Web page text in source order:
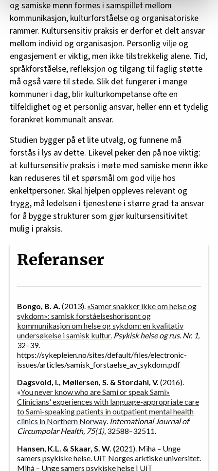
statistikk.
Vi deler bare informasjon om hvordan du bruker
nettstedet med LO Medias egne samarbeidspartnere
innenfor analyse og annonsering. Disse er angitt i
oversikten lengre ned på denne siden.
og samiske menn formes i samspillet mellom
kommunikasjon, kulturforståelse og organisatoriske
rammer. Kultursensitiv praksis er derfor et delt ansvar
mellom individ og organisasjon. Personlig vilje og
engasjement er viktig, men ikke tilstrekkelig alene. Tid,
språkforståelse, refleksjon og tilgang til faglig støtte
må også være til stede. Slik det fungerer i mange
kommuner i dag, blir kulturkompetanse ofte en
tilfeldighet og et personlig ansvar, heller enn et tydelig
forankret kommunalt ansvar.
Studien bygger på et lite utvalg, og funnene må
forstås i lys av dette. Likevel peker den på noe viktig:
at kultursensitiv praksis i møte med samiske menn ikke
kan reduseres til et spørsmål om god vilje hos
enkeltpersoner. Skal hjelpen oppleves relevant og
trygg, må ledelsen i tjenestene i større grad ta ansvar
for å bygge strukturer som gjør kultursensitivitet
mulig i praksis.
Referanser
Bongo, B. A. (2013). «Samer snakker ikke om helse og
sykdom»: samisk forståelseshorisont og
kommunikasjon om helse og sykdom: en kvalitativ
undersøkelse i samisk kultur. Psykisk helse og rus. Nr. 1,
32–39.
https://sykepleien.no/sites/default/files/electronic-
issues/articles/samisk_forstaelse_av_sykdom.pdf
Dagsvold, I., Møllersen, S. & Stordahl, V. (2016).
«You never know who are Sami or speak Sami»
Clinicians' experiences with language-appropriate care
to Sami-speaking patients in outpatient mental health
clinics in Northern Norway. International Journal of
Circumpolar Health, 75(1), 32588–32511.
Hansen, K.L. & Skaar, S. W. (2021). Miha – Unge
samers psykiske helse. UiT Norges arktiske universitet.
Mihá – Unge samers psykiske helse | UiT